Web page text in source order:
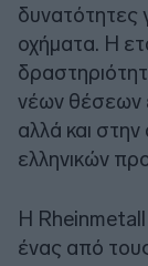
δυνατότητες
οχήματα. Η
νέων θέσεων
αλλά και
ελληνικών
Η
ένας από